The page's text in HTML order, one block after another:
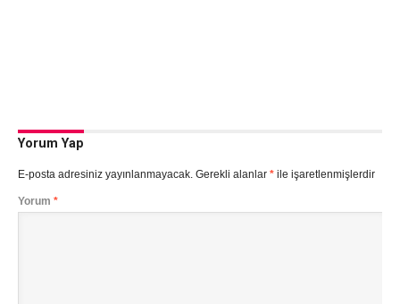
Yorum Yap
E-posta adresiniz yayınlanmayacak. Gerekli alanlar *ile işaretlenmişlerdir
Yorum *